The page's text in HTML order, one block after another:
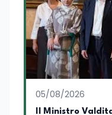
05/08/2026
Il Ministro